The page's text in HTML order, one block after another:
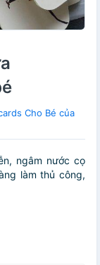
Cho Bé của
ngâm nước cọ
làm thủ công,